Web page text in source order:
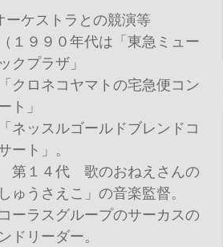
ーケストラとの競演等
１９９０年代は「東急ミュー
クプラザ」
クロネコヤマトの宅急便コン
ト」
ネッスルゴールドブレンドコ
ート」。
１４代 歌のおねえさんの
しゅうさえこ」の音楽監督。
ーラスグループのサーカスの
ドリーダー。